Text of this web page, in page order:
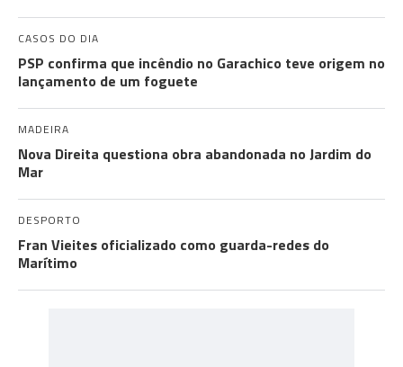
CASOS DO DIA
PSP confirma que incêndio no Garachico teve origem no
lançamento de um foguete
MADEIRA
Nova Direita questiona obra abandonada no Jardim do
Mar
DESPORTO
Fran Vieites oficializado como guarda-redes do
Marítimo